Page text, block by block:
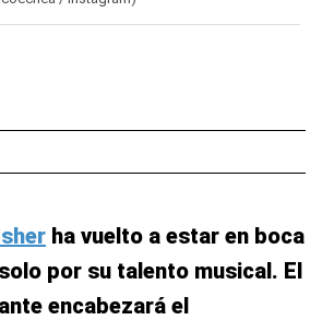
ha vuelto a estar en boca
por su talento musical. El
encabezará el